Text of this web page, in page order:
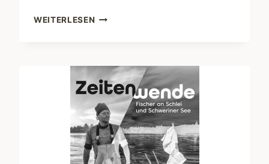
WEITERLESEN AUSSTELLUNG
ART.
DIE
FISCHER
VOM
HOLM“